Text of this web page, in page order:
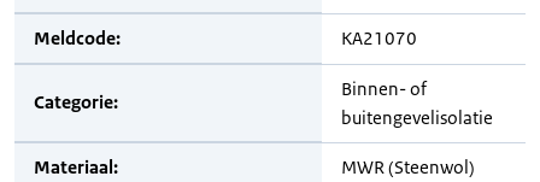
Meldcode: KA21070
Categorie:
Binnen- of
buitengevelisolatie
Materiaal: MWR (Steenwol)